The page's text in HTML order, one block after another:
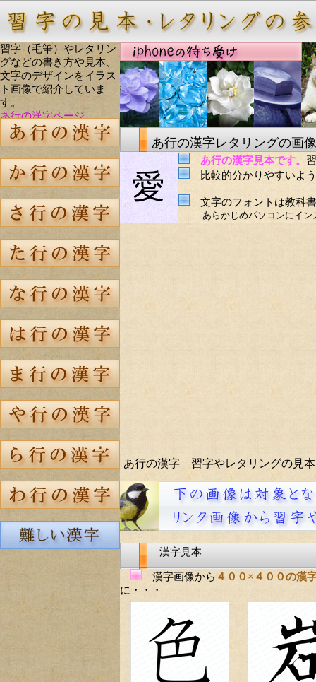
習字（毛筆）やレタリン
グなどの書き方や見本、
文字のデザインをイラス
ト画像で紹介していま
す。
あ行の漢字ページ
あ行の漢字レタリングの画像
愛
あ行の漢字見本です。
比較的分かりやすいよ
文字のフォントは教科
あらかじめパソコンにイ
あ行の漢字 習字やレタリングの見本
漢字見本
漢字画像から ４００×４００の漢
に・・・